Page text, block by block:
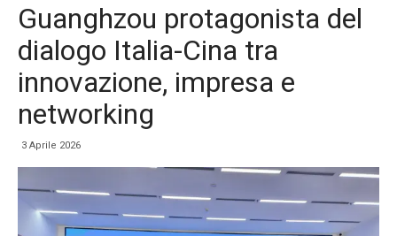
Guanghzou protagonista del
dialogo Italia-Cina tra
innovazione, impresa e
networking
3 Aprile 2026